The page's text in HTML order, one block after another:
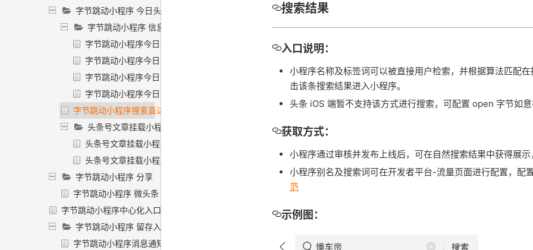
字节跳动小程序 今日头条
字节跳动小程序 信息流推荐
字节跳动小程序今日头条信息流推荐卡片入口概述
字节跳动小程序今日头条信息流卡片运营规范
字节跳动小程序今日头条常见违规场景
字节跳动小程序今日头条信息流卡片标题优化
字节跳动小程序搜索直达
头条号文章挂载小程序
头条号文章挂载小程序入口
头条号文章挂载小程序规范
字节跳动小程序 分享
字节跳动小程序 微头条
字节跳动小程序中心化入口
字节跳动小程序 留存入口
字节跳动小程序消息通知入口
搜索结果
入口说明：
小程序名称及标签词可以被直接用户检索，并根据算法匹配
击该条搜索结果进入小程序。
头条 iOS 端暂不支持该方式进行搜索，可配置 open 字节如意
获取方式：
小程序通过审核并发布上线后，可在自然搜索结果中获得展示
小程序别名及搜索词可在开发者平台-流量页面进行配置，配
范
示例图：